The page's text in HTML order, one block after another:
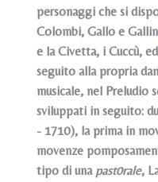
personaggi che si
Colombi, Gallo e
e la Civetta, i Cuccù,
seguito alla propria
musicale, nel Preludio
sviluppati in seguito:
- 1710), la prima in
movenze
tipo di una past0rale,